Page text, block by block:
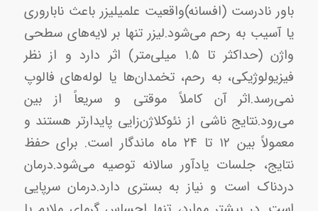
باور نادرست (افسانه)واقعیت علمیلیزر باعث ناباروری
یا آسیب به رحم می‌شود.لیزر تنها بر لایه‌های سطحی
واژن (حداکثر تا ۱.۵ میلی‌متر) اثر دارد و از نظر
فیزیولوژیکی، به رحم، تخمدان‌ها یا لوله‌های فالوپ
نمی‌رسد.اثر آن کاملاً موقتی و سریعاً از بین
می‌رود.نتایج ناشی از نئوکلاژن‌زایی پایدارتر هستند و
معمولاً بین ۱۲ تا ۲۴ ماه ماندگار است. برای حفظ
نتایج، جلسات یادآور سالانه توصیه می‌شود.درمان
دردناک است و نیاز به بستری دارد.درمان سرپایی